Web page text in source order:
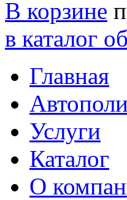
В корзине
в каталог
Главная
Услуги
Каталог
О